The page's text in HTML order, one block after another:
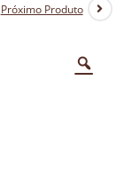
Próximo Produto